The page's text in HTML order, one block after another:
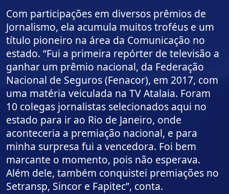
Com participações em diversos prêmios de
Jornalismo, ela acumula muitos troféus e um
título pioneiro na área da Comunicação no
estado. “Fui a primeira repórter de televisão a
ganhar um prêmio nacional, da Federação
Nacional de Seguros (Fenacor), em 2017, com
uma matéria veiculada na TV Atalaia. Foram
10 colegas jornalistas selecionados aqui no
estado para ir ao Rio de Janeiro, onde
aconteceria a premiação nacional, e para
minha surpresa fui a vencedora. Foi bem
marcante o momento, pois não esperava.
Além dele, também conquistei premiações no
Setransp, Sincor e Fapitec”, conta.